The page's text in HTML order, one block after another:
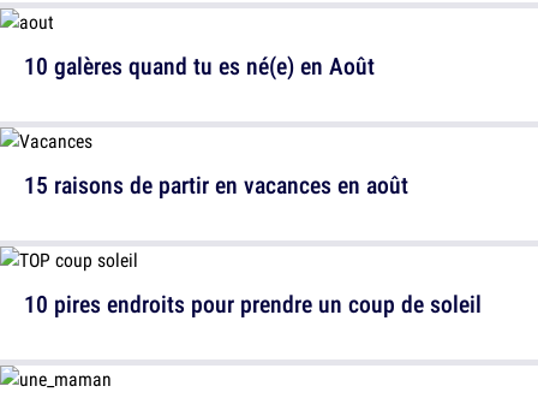
10 galères quand tu es né(e) en Août
10 pires endroits pour prendre un coup de soleil
15 raisons de partir en vacances en août